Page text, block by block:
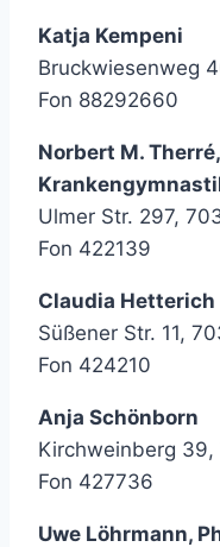
Katja Kempeni
Bruckwiesenweg
Fon 88292660
Norbert M.
Ulmer Str. 297,
Fon 422139
Claudia
Süßener Str. 11,
Fon 424210
Anja Schönborn
Kirchweinberg
Fon 427736
Uwe Löhrmann,